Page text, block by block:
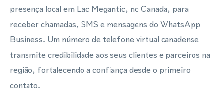
presença local em Lac Megantic, no Canada, para
receber chamadas, SMS e mensagens do WhatsApp
Business. Um número de telefone virtual canadense
transmite credibilidade aos seus clientes e parceiros na
região, fortalecendo a confiança desde o primeiro
contato.